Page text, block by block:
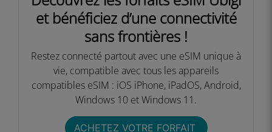
et bénéficiez d’une connectivité
sans frontières !​
Restez connecté partout avec une eSIM unique à
vie, compatible avec tous les appareils
compatibles eSIM : iOS iPhone, iPadOS, Android,
Windows 10 et Windows 11.​
ACHETEZ VOTRE FORFAIT ​